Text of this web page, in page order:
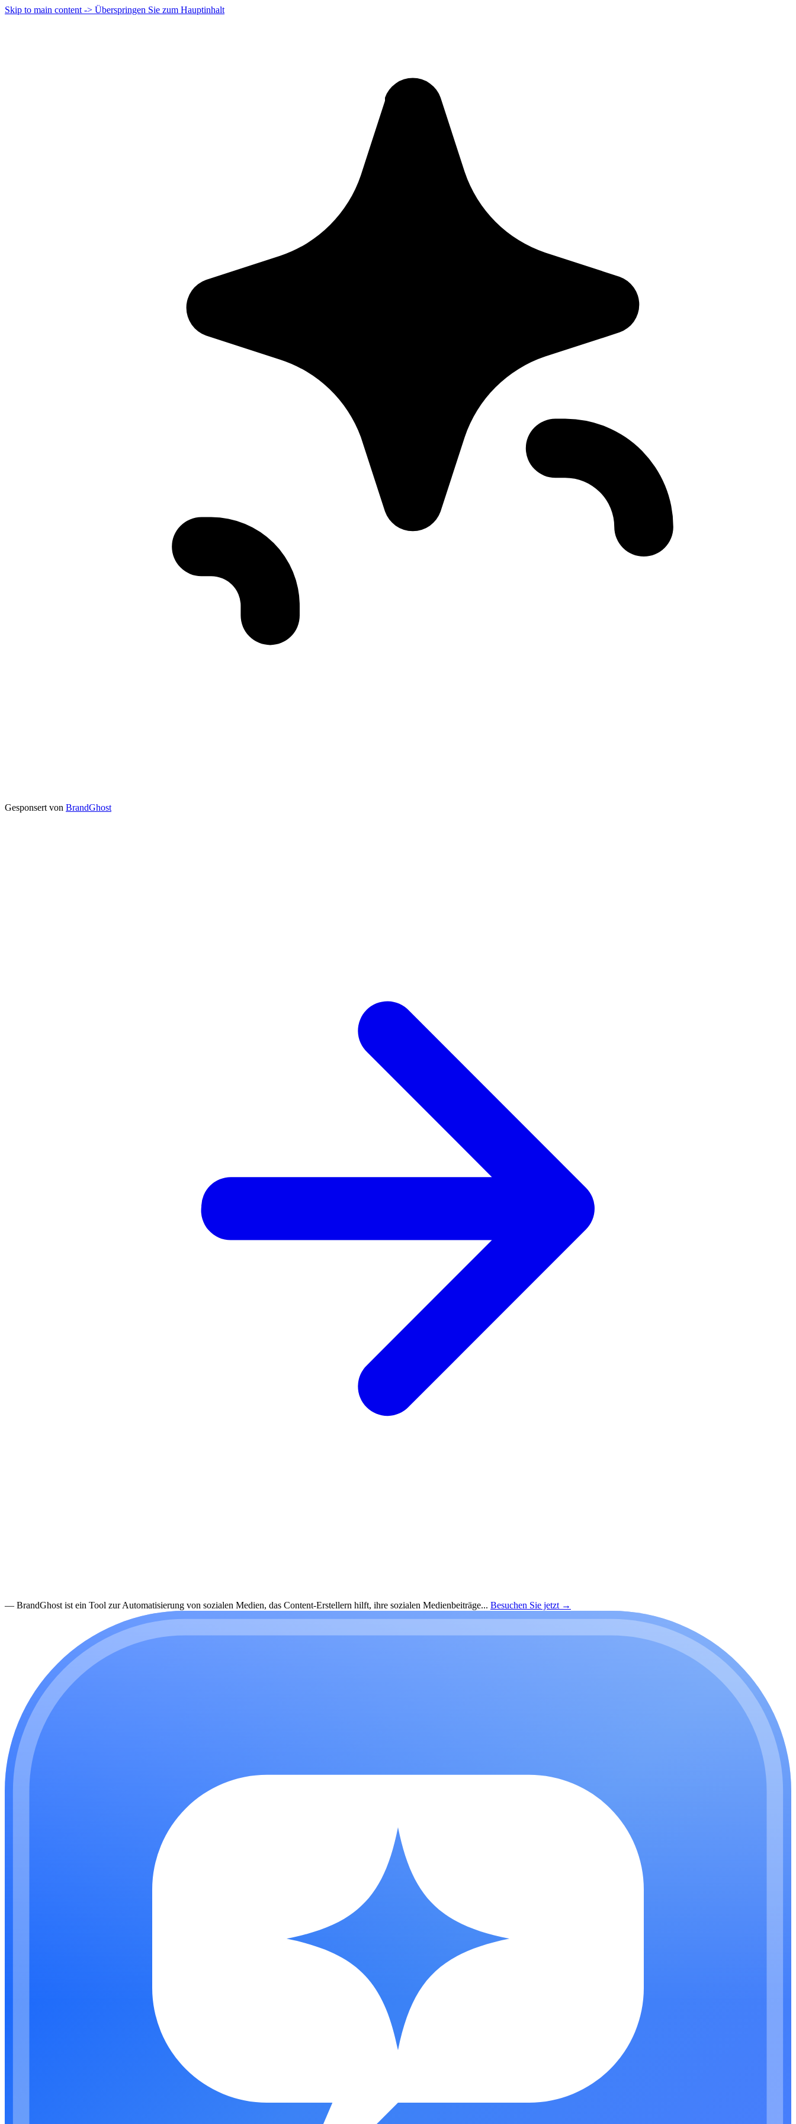
Skip to main content -> Überspringen Sie zum Hauptinhalt
Gesponsert von BrandGhost
— BrandGhost ist ein Tool zur Automatisierung von sozialen Medien, das Content-Erstellern hilft, ihre sozialen Medienbeiträge... Besuchen Sie jetzt →